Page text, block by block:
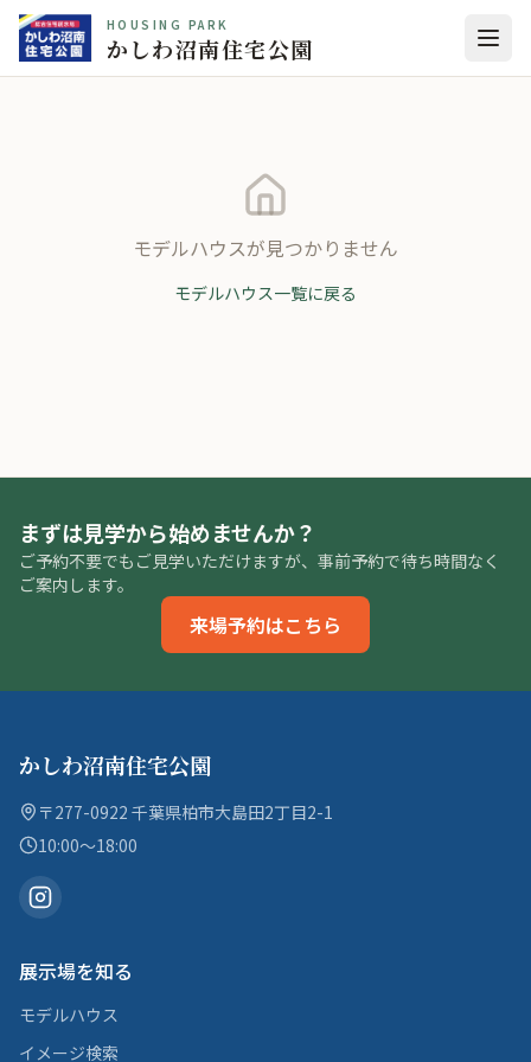
HOUSING PARK
かしわ沼南住宅公園
モデルハウスが見つかりません
モデルハウス一覧に戻る
まずは見学から始めませんか？
ご予約不要でもご見学いただけますが、事前予約で待ち時間なく
ご案内します。
来場予約はこちら
かしわ沼南住宅公園
〒277-0922 千葉県柏市大島田2丁目2-1
10:00〜18:00
展示場を知る
モデルハウス
イメージ検索